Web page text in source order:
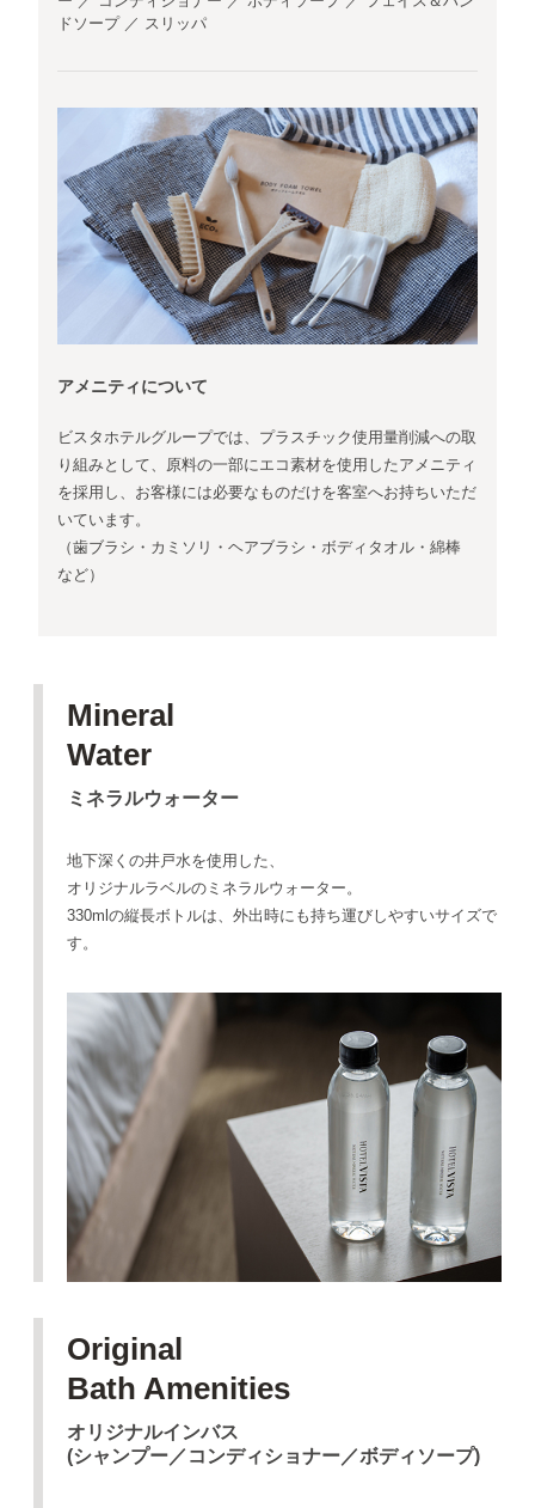
ドソープ ／ スリッパ
アメニティについて
ビスタホテルグループでは、プラスチック使用量削減への取
り組みとして、原料の一部にエコ素材を使用したアメニティ
を採用し、お客様には必要なものだけを客室へお持ちいただ
いています。
（歯ブラシ・カミソリ・ヘアブラシ・ボディタオル・綿棒
など）
Mineral
Water
ミネラルウォーター
地下深くの井戸水を使用した、
オリジナルラベルのミネラルウォーター。
330mlの縦長ボトルは、外出時にも持ち運びしやすいサイズで
す。
Original
Bath Amenities
オリジナルインバス
(シャンプー／コンディショナー／ボディソープ)